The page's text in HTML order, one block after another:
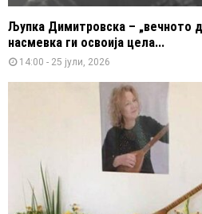
Љупка Димитровска – „вечното
насмевка ги освоија цела...
14:00 - 25 јули, 2026